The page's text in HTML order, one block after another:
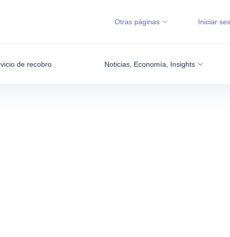
de recobro Noticias, Economía, Insights
Otras páginas Iniciar